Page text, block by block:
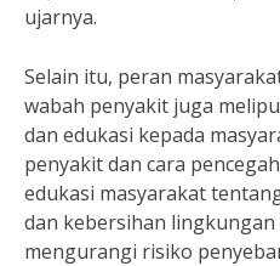
ujarnya.
Selain itu, peran
wabah penyakit juga
dan edukasi kepada
penyakit dan cara
edukasi masyarakat
dan kebersihan
mengurangi risiko